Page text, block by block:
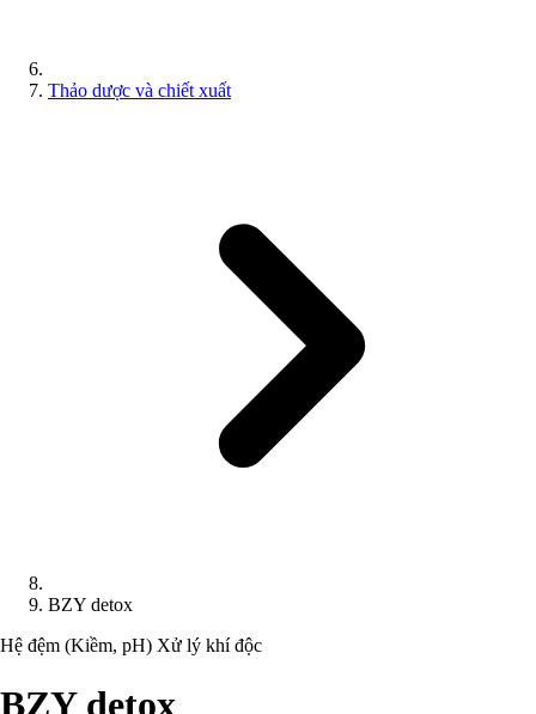
Thảo dược và chiết xuất
BZY detox
Hệ đệm (Kiềm, pH) Xử lý khí độc
BZY detox